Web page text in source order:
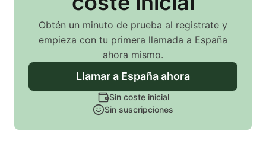
Obtén un minuto de prueba al registrate y
empieza con tu primera llamada a España
ahora mismo.
Llamara Españaahora
Sin coste inicial
Sin suscripciones